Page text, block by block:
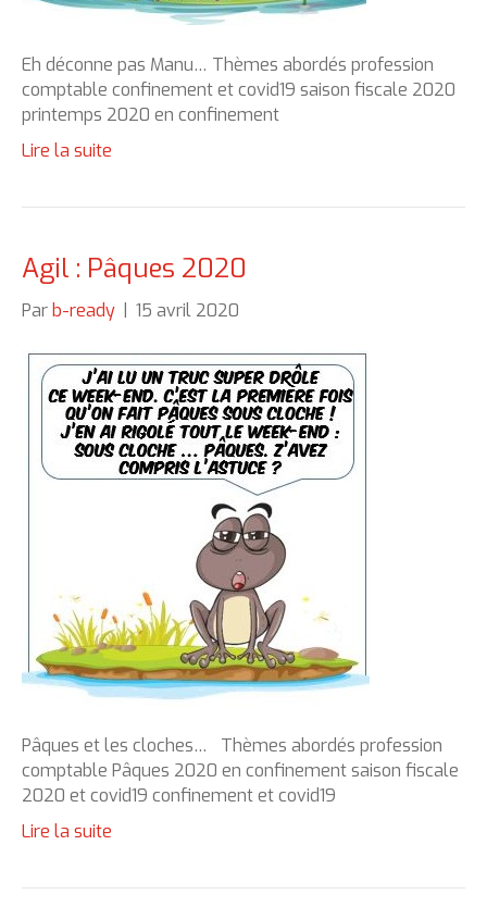
Eh déconne pas Manu… Thèmes abordés profession
comptable confinement et covid19 saison fiscale 2020
printemps 2020 en confinement
Lire la suite
Agil : Pâques 2020
Par b-ready 15 avril 2020
Pâques et les cloches… Thèmes abordés profession
comptable Pâques 2020 en confinement saison fiscale
2020 et covid19 confinement et covid19
Lire la suite